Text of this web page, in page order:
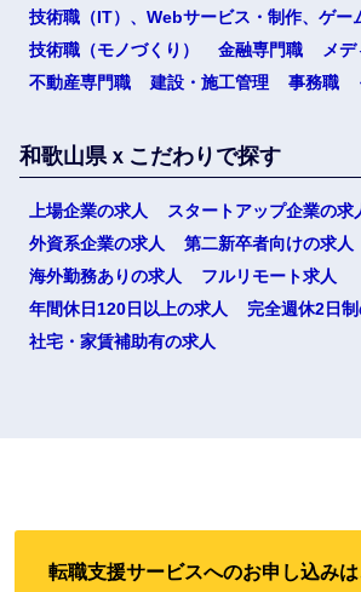
技術職（IT）、Webサービス・制作、ゲー
技術職（モノづくり）
金融専門職
メ
不動産専門職
建設・施工管理 事務職
和歌山県ｘこだわりで探す
上場企業の求人
スタートアップ企業の求
外資系企業の求人
第二新卒者向けの求人
海外勤務ありの求人
フルリモート求人
年間休日120日以上の求人
完全週休2日
社宅・家賃補助有の求人
転職支援サービスへのお申し込みは